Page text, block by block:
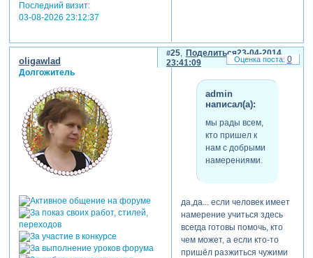
Последний визит:
03-08-2026 23:12:37
Поделиться
25
23-04-2014
23:41:09
oligawlad
Долгожитель
admin
написал(а):
мы рады всем,
кто пришел к
нам с добрыми
намерениями.
да,да... если человек имеет
намерение учиться здесь
всегда готовы помочь, кто
чем может, а если кто-то
пришёл разжиться чужими
0